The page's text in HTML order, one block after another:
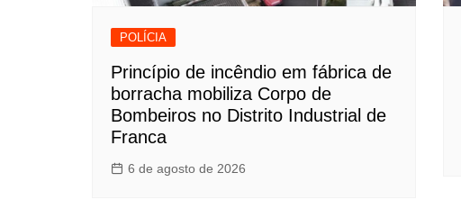
POLÍCIA
Princípio de incêndio em fábrica de
borracha mobiliza Corpo de
Bombeiros no Distrito Industrial de
Franca
6 de agosto de 2026